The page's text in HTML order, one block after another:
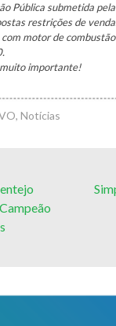
Pública submetida
restrições de
motor de
importante!
, Notícias